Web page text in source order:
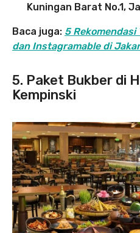
Kuningan Barat No.1,
Baca juga: 5
dan Instagramable di
5. Paket Bukber di
Kempinski